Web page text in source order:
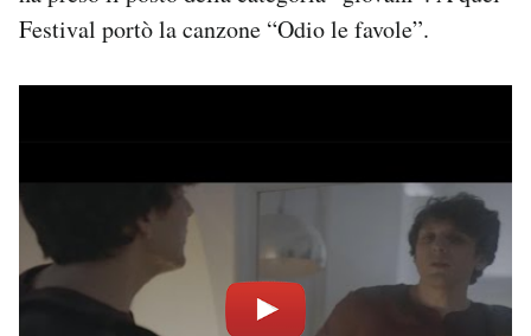
Festival portò la canzone “Odio le favole”.